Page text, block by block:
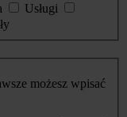
Usługi
możesz wpisać